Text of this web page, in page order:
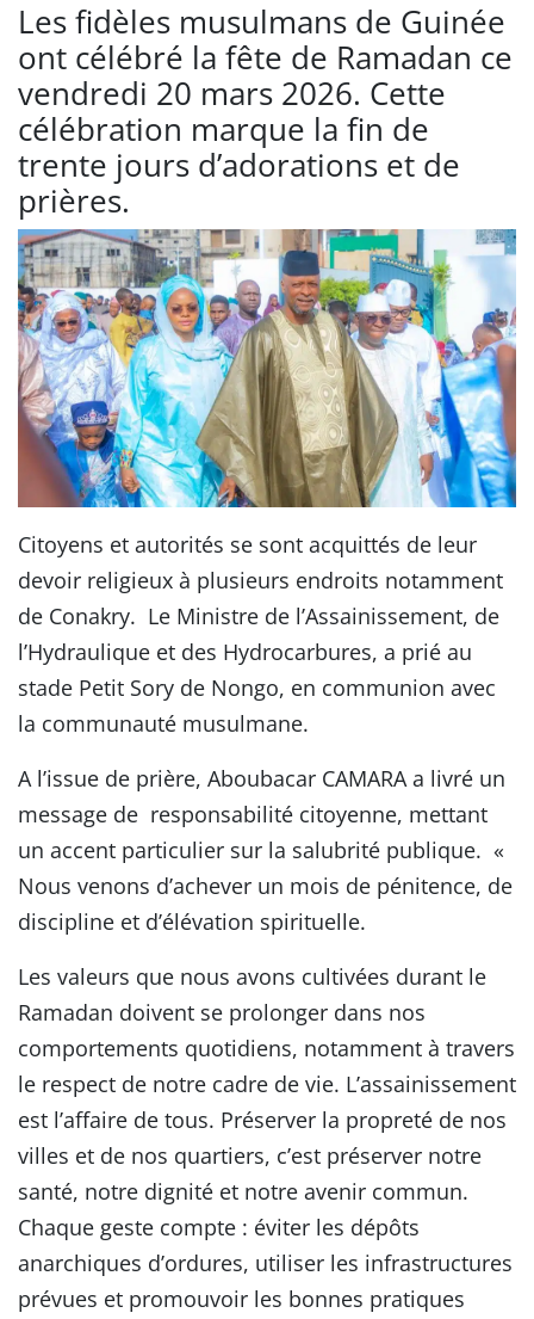
Les fidèles musulmans de Guinée
ont célébré la fête de Ramadan ce
vendredi 20 mars 2026. Cette
célébration marque la fin de
trente jours d’adorations et de
prières.
Citoyens et autorités se sont acquittés de leur
devoir religieux à plusieurs endroits notamment
de Conakry. Le Ministre de l’Assainissement, de
l’Hydraulique et des Hydrocarbures, a prié au
stade Petit Sory de Nongo, en communion avec
la communauté musulmane.
A l’issue de prière, Aboubacar CAMARA a livré un
message de responsabilité citoyenne, mettant
un accent particulier sur la salubrité publique. «
Nous venons d’achever un mois de pénitence, de
discipline et d’élévation spirituelle.
Les valeurs que nous avons cultivées durant le
Ramadan doivent se prolonger dans nos
comportements quotidiens, notamment à travers
le respect de notre cadre de vie. L’assainissement
est l’affaire de tous. Préserver la propreté de nos
villes et de nos quartiers, c’est préserver notre
santé, notre dignité et notre avenir commun.
Chaque geste compte : éviter les dépôts
anarchiques d’ordures, utiliser les infrastructures
prévues et promouvoir les bonnes pratiques